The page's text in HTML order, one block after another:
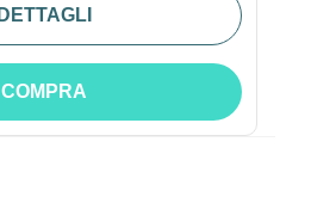
DETTAGLI
COMPRA